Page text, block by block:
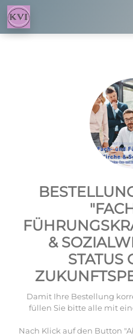
&
STATUS
Damit Ihre Bestellung
füllen Sie bitte alle mit
Nach Klick auf den Button